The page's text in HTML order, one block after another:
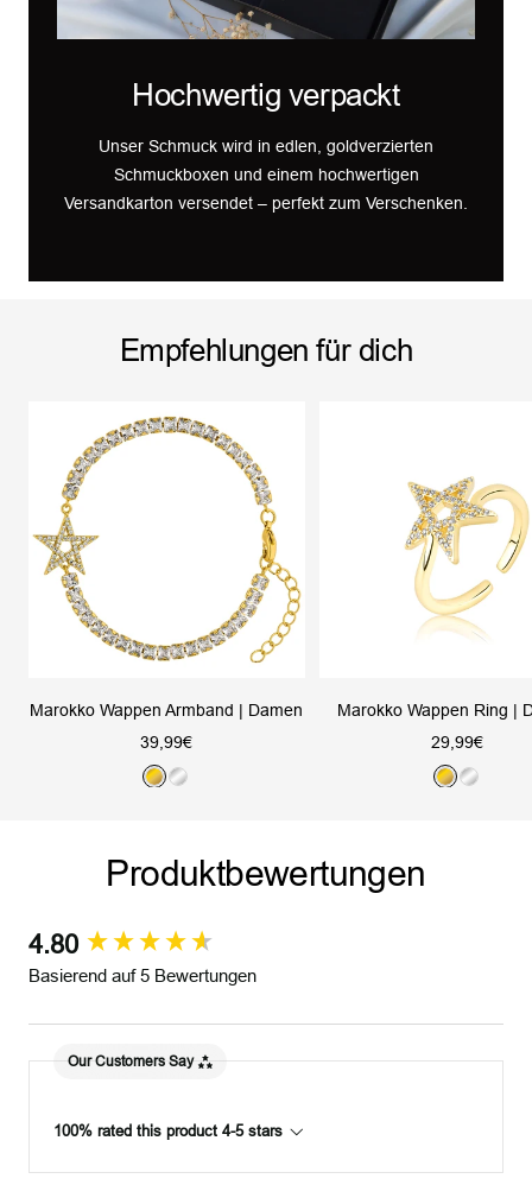
Hochwertig verpackt
Unser Schmuck wird in edlen, goldverzierten
Schmuckboxen und einem hochwertigen
Versandkarton versendet – perfekt zum Verschenken.
Empfehlungen für dich
Marokko Wappen Armband | Damen
Angebotspreis
39,99€
G
d
S
b
Marokko Wappen Ring |
29,99€
G S
Produktbewertungen
4.80
Basierend auf 5 Bewertungen
Our Customers Say
100% rated this product 4-5 stars
New content loaded